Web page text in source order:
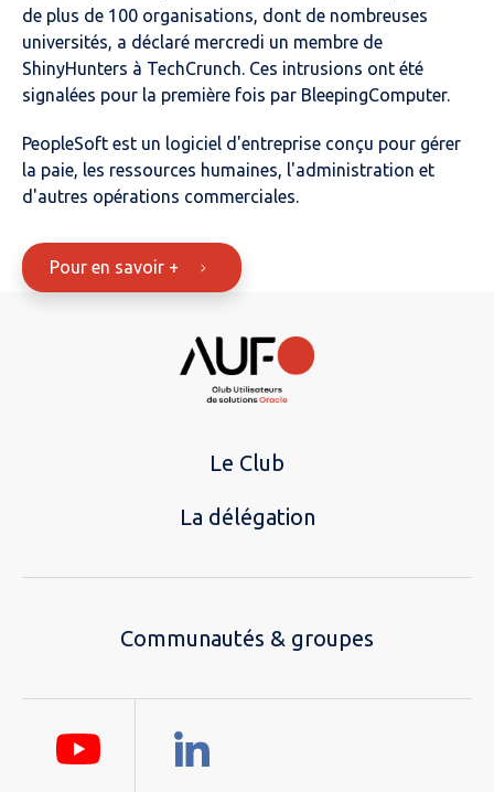
de plus de 100 organisations, dont de nombreuses
universités, a déclaré mercredi un membre de
ShinyHunters à TechCrunch. Ces intrusions ont été
signalées pour la première fois par BleepingComputer.
PeopleSoft est un logiciel d'entreprise conçu pour gérer
la paie, les ressources humaines, l'administration et
d'autres opérations commerciales.
Pour en savoir +
Le Club
La délégation
Communautés & groupes